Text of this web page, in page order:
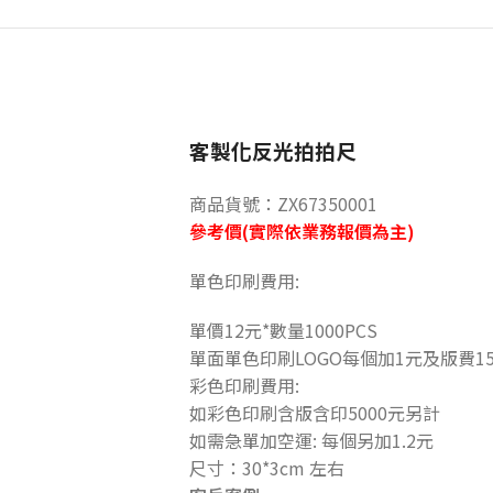
客製化反光拍拍尺
商品貨號：ZX67350001
參考價(實際依業務報價為主)
單色印刷費用:
單價12元*數量1000PCS
單面單色印刷LOGO每個加1元及版費
彩色印刷費用:
如彩色印刷含版含印5000元另計
如需急單加空運: 每個另加1.2元
尺寸：30*3cm 左右